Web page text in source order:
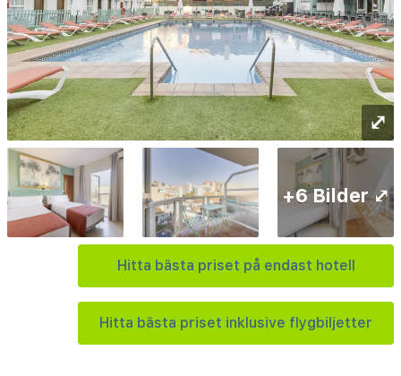
⤢
Hitta bästa priset på endast hotell
Hitta bästa priset inklusive flygbiljetter
+6 Bilder ⤢